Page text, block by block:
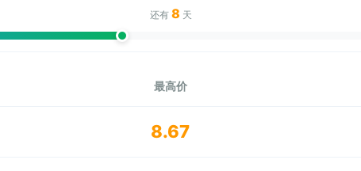
还有 8 天
最高价
8.67